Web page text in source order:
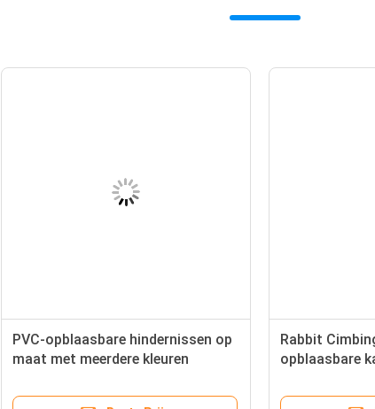
PVC-opblaasbare hindernissen op
maat met meerdere kleuren
Rabbit
opblaasbare